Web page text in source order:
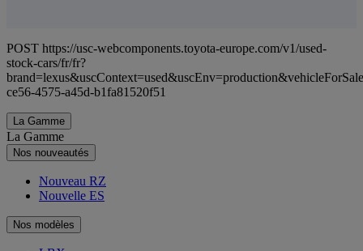
POST https://usc-webcomponents.toyota-europe.com/v1/used-
stock-cars/fr/fr?
ce56-4575-a45d-b1fa81520f51
La Gamme
La Gamme
Nos nouveautés
Nouveau RZ
Nouvelle ES
Nos modèles